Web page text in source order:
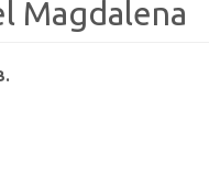
Magdalena